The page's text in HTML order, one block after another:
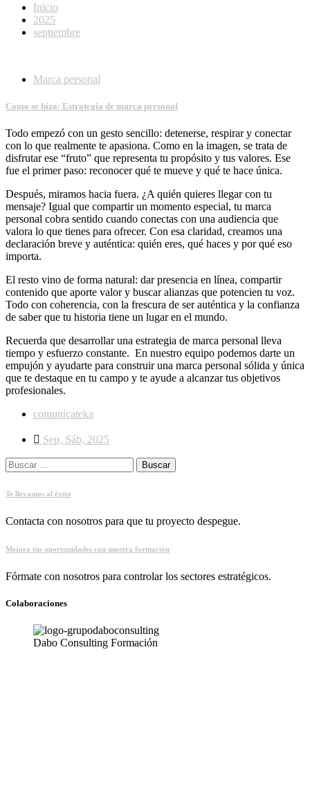
Inicio
2025
septiembre
Marca personal
Como se hizo: Estrategia de marca personal
Todo empezó con un gesto sencillo: detenerse, respirar y conectar
con lo que realmente te apasiona. Como en la imagen, se trata de
disfrutar ese “fruto” que representa tu propósito y tus valores. Ese
fue el primer paso: reconocer qué te mueve y qué te hace única.
Después, miramos hacia fuera. ¿A quién quieres llegar con tu
mensaje? Igual que compartir un momento especial, tu marca
personal cobra sentido cuando conectas con una audiencia que
valora lo que tienes para ofrecer. Con esa claridad, creamos una
declaración breve y auténtica: quién eres, qué haces y por qué eso
importa.
El resto vino de forma natural: dar presencia en línea, compartir
contenido que aporte valor y buscar alianzas que potencien tu voz.
Todo con coherencia, con la frescura de ser auténtica y la confianza
de saber que tu historia tiene un lugar en el mundo.
Recuerda que desarrollar una estrategia de marca personal lleva
tiempo y esfuerzo constante. En nuestro equipo podemos darte un
empujón y ayudarte para construir una marca personal sólida y única
que te destaque en tu campo y te ayude a alcanzar tus objetivos
profesionales.
comunicateka
Sep, Sáb, 2025
Buscar:
Te llevamos al éxito
Contacta con nosotros para que tu proyecto despegue.
Mejora tus oportunidades con nuestra formación
Fórmate con nosotros para controlar los sectores estratégicos.
Colaboraciones
Dabo Consulting Formación